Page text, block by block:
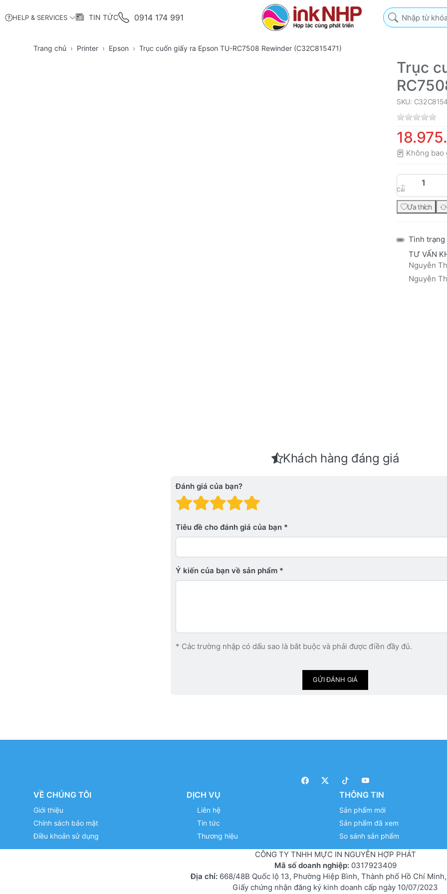
HELP & SERVICES TIN TỨC 0914 174 991
Nhập từ khóa tìm
Trang chủ Printer Epson Trục cuốn giấy ra Epson TU-RC7508 Rewinder (C32C815471)
Trục
SKU:
Không bao
Cái
Ưa thích
Tình trạng
TƯ VẤN
Nguyễn
Nguyễn
Khách hàng đáng giá
Đánh giá của bạn?
Đánh giá: 4 trên 5 sao.
Đánh giá: 3 trên 5 sao.
Đánh giá: 2 trên 5 sao.
Đánh giá: 1 trên 5 sao. Xấu
Tiêu đề cho đánh giá của bạn
Ý kiến ​​của bạn về sản phẩm
* Các trường nhập có dấu sao là bắt buộc và phải được điền đầy đủ.
GỬI ĐÁNH GIÁ
VỀ CHÚNG TÔI
Giới thiệu
Chính sách bảo mật
Điều khoản sử dụng
DỊCH VỤ
Liên hệ
Tin tức
Thương hiệu
THÔNG TIN
Sản phẩm mới
Sản phẩm đã xem
So sánh sản phẩm
CÔNG TY TNHH MỰC IN NGUYỄN HỢP PHÁT
Mã số doanh nghiệp: 0317923409
Địa chỉ:668/48B Quốc lộ 13, Phường Hiệp Bình, Thành phố Hồ Chí
Giấy chứng nhận đăng ký kinh doanh cấp ngày 10/07/2023